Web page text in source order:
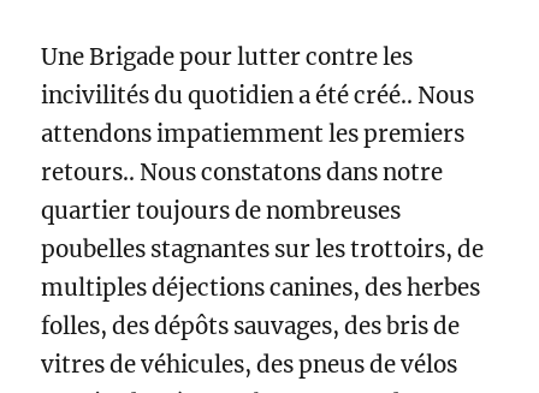
Une Brigade pour lutter contre les
incivilités du quotidien a été créé.. Nous
attendons impatiemment les premiers
retours.. Nous constatons dans notre
quartier toujours de nombreuses
poubelles stagnantes sur les trottoirs, de
multiples déjections canines, des herbes
folles, des dépôts sauvages, des bris de
vitres de véhicules, des pneus de vélos